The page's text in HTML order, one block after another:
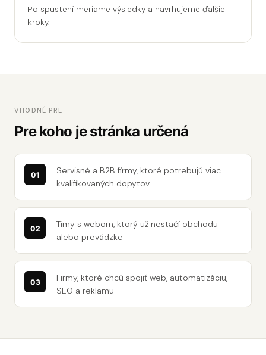
Po spustení meriame výsledky a navrhujeme ďalšie
kroky.
VHODNÉ PRE
Pre koho je stránka určená
Servisné a B2B firmy, ktoré potrebujú viac
kvalifikovaných dopytov
Tímy s webom, ktorý už nestačí obchodu
alebo prevádzke
Firmy, ktoré chcú spojiť web, automatizáciu,
SEO a reklamu